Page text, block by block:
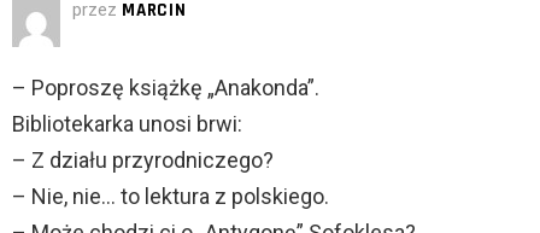
przez MARCIN
– Poproszę książkę „Anakonda”.
Bibliotekarka unosi brwi:
– Z działu przyrodniczego?
– Nie, nie… to lektura z polskiego.